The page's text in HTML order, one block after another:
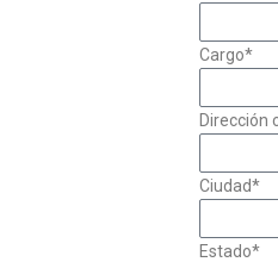
Cargo*
Dirección
Ciudad*
Estado*